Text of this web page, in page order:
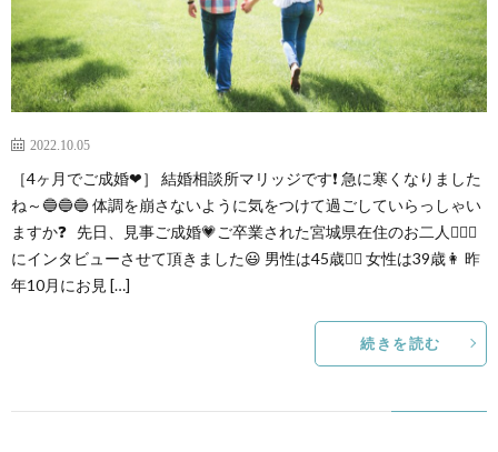
2022.10.05
［4ヶ月でご成婚❤］ 結婚相談所マリッジです❗ 急に寒くなりました
ね～🔵🔵🔵 体調を崩さないように気をつけて過ごしていらっしゃい
ますか❓ 先日、見事ご成婚💗ご卒業された宮城県在住のお二人👩‍❤️‍👨
にインタビューさせて頂きました😃 男性は45歳👱‍♂️ 女性は39歳👩 昨
年10月にお見 […]
続きを読む